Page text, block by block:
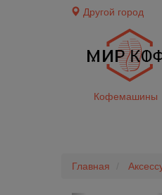
Другой город
Кофемашины
Главная